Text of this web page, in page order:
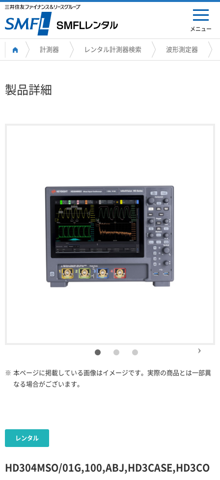
メニュー
計測器 レンタル計測器検索 波形測定器
製品詳細
※ 本ページに掲載している画像はイメージです。実際の商品とは一部異
なる場合がございます。
HD304MSO/01G,100,ABJ,HD3CASE,HD3CO